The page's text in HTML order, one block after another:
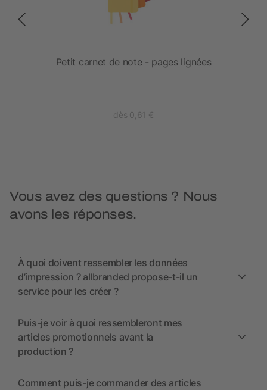
Petit carnet de note - pages lignées
dès 0,61 €
Vous avez des questions ? Nous
avons les réponses.
À quoi doivent ressembler les données
d’impression ? allbranded propose-t-il un
service pour les créer ?
Puis-je voir à quoi ressembleront mes
articles promotionnels avant la
production ?
Comment puis-je commander des articles